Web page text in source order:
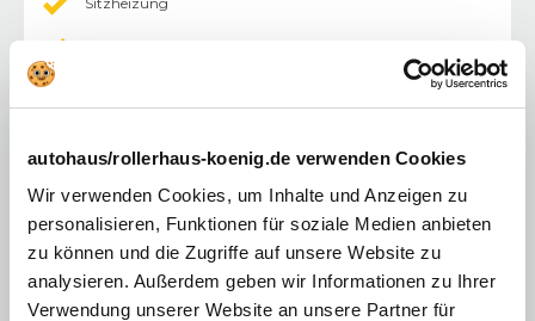
autohaus/rollerhaus-koenig.de verwenden Cookies
Wir verwenden Cookies, um Inhalte und Anzeigen zu
personalisieren, Funktionen für soziale Medien anbieten
zu können und die Zugriffe auf unsere Website zu
analysieren. Außerdem geben wir Informationen zu Ihrer
Verwendung unserer Website an unsere Partner für
Außenspiegel abklappbar
Fahrersitz höhenverstellbar